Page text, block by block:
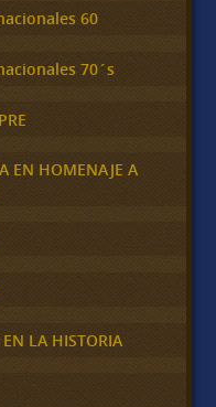
60
70´s
EN HOMENAJE A
LA HISTORIA